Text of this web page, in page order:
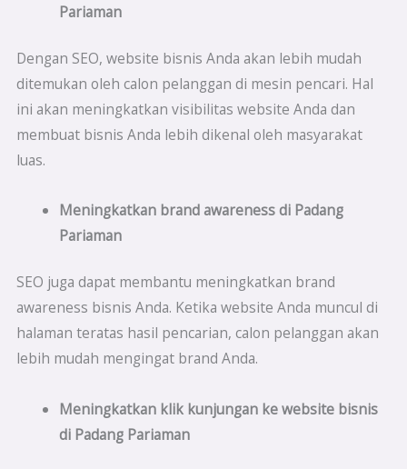
Pariaman
Dengan SEO, website bisnis Anda akan lebih mudah
ditemukan oleh calon pelanggan di mesin pencari. Hal
ini akan meningkatkan visibilitas website Anda dan
membuat bisnis Anda lebih dikenal oleh masyarakat
luas.
Meningkatkan brand awareness di Padang
Pariaman
SEO juga dapat membantu meningkatkan brand
awareness bisnis Anda. Ketika website Anda muncul di
halaman teratas hasil pencarian, calon pelanggan akan
lebih mudah mengingat brand Anda.
Meningkatkan klik kunjungan ke website bisnis
di Padang Pariaman